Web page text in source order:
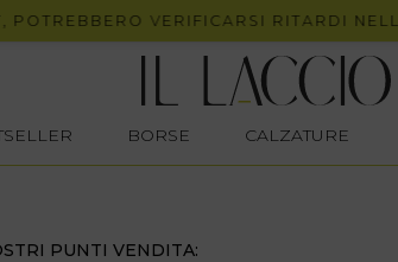
VERIFICARSI RITARDI
BORSE CALZATURE
PUNTI VENDITA: